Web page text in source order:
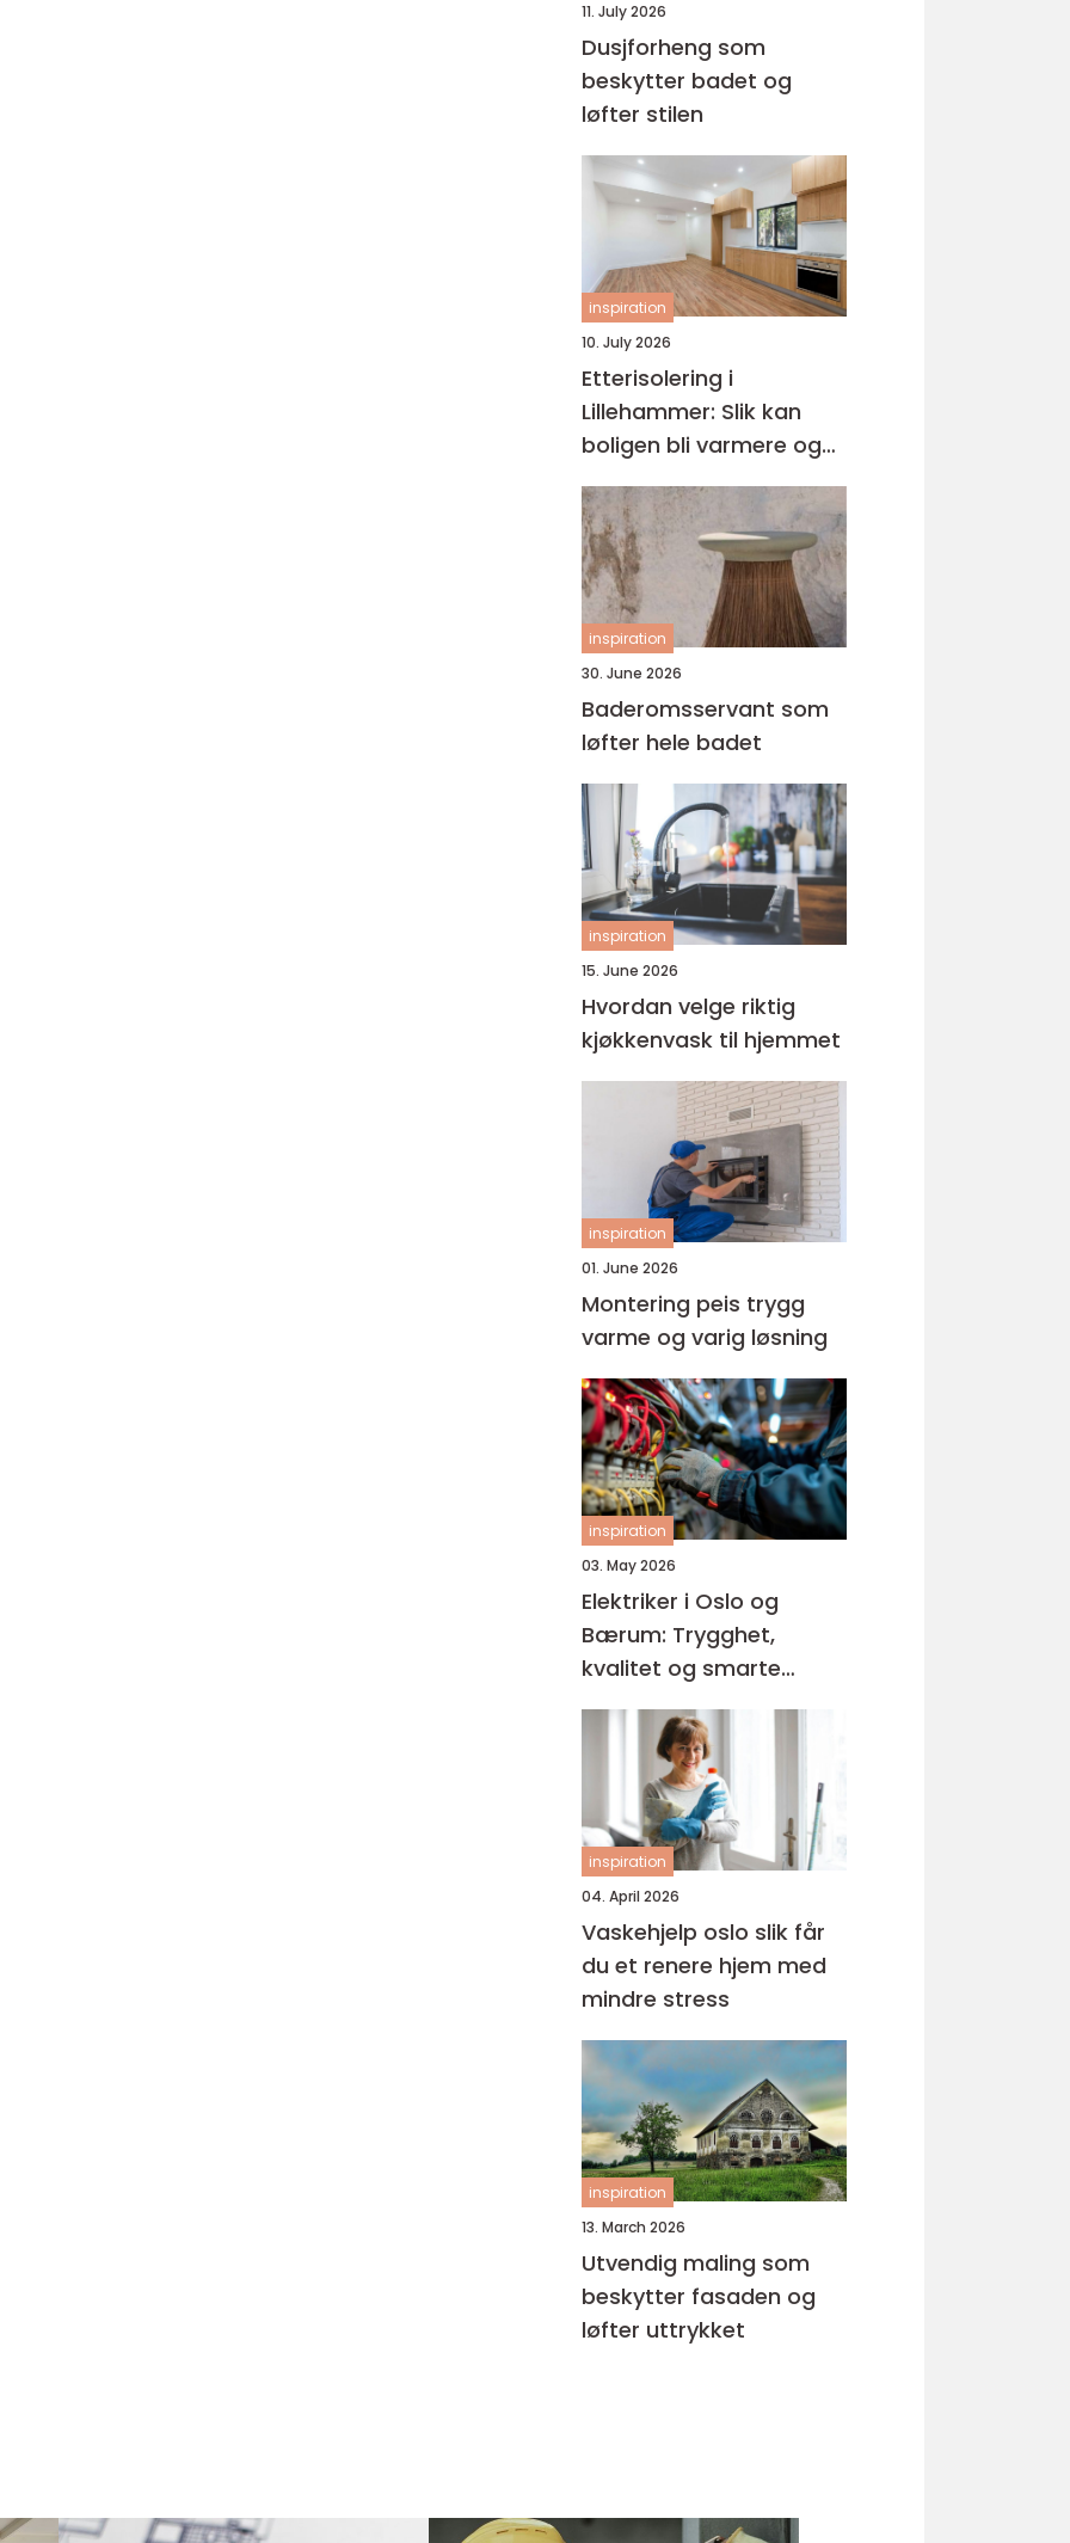
11. July 2026
Dusjforheng som
beskytter badet og
løfter stilen
inspiration
10. July 2026
Etterisolering i
Lillehammer: Slik kan
boligen bli varmere og
mer energieffektiv
inspiration
30. June 2026
Baderomsservant som
løfter hele badet
inspiration
15. June 2026
Hvordan velge riktig
kjøkkenvask til hjemmet
inspiration
01. June 2026
Montering peis trygg
varme og varig løsning
inspiration
03. May 2026
Elektriker i Oslo og
Bærum: Trygghet,
kvalitet og smarte
løsninger
inspiration
04. April 2026
Vaskehjelp oslo slik får
du et renere hjem med
mindre stress
inspiration
13. March 2026
Utvendig maling som
beskytter fasaden og
løfter uttrykket